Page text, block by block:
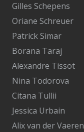
Gilles Schepens
Oriane Schreuer
Patrick Simar
Borana Taraj
Alexandre Tissot
Nina Todorova
Citana Tullii
Jessica Urbain
Alix van der Vaeren